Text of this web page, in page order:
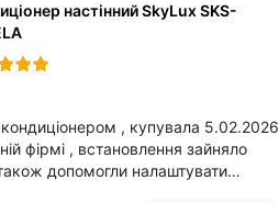
настінний SkyLux SKS-
, купувала 5.02.2026